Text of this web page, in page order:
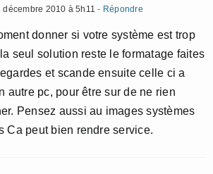
décembre 2010 à 5h11 - Répondre
donner si votre système est trop
seul solution reste le formatage faites
et scande ensuite celle ci a
autre pc, pour être sur de ne rien
Pensez aussi au images systèmes
Ca peut bien rendre service.